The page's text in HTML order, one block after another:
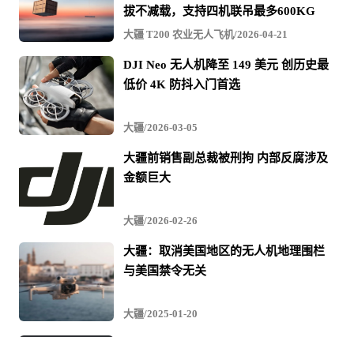
与
视
频
拔不减载，支持四机联吊最多600KG
大疆 T200 农业无人飞机/2026-04-21
DJI Neo 无人机降至 149 美元 创历史最
低价 4K 防抖入门首选
大疆/2026-03-05
大疆前销售副总裁被刑拘 内部反腐涉及
金额巨大
大疆/2026-02-26
大疆：取消美国地区的无人机地理围栏
与美国禁令无关
大疆/2025-01-20